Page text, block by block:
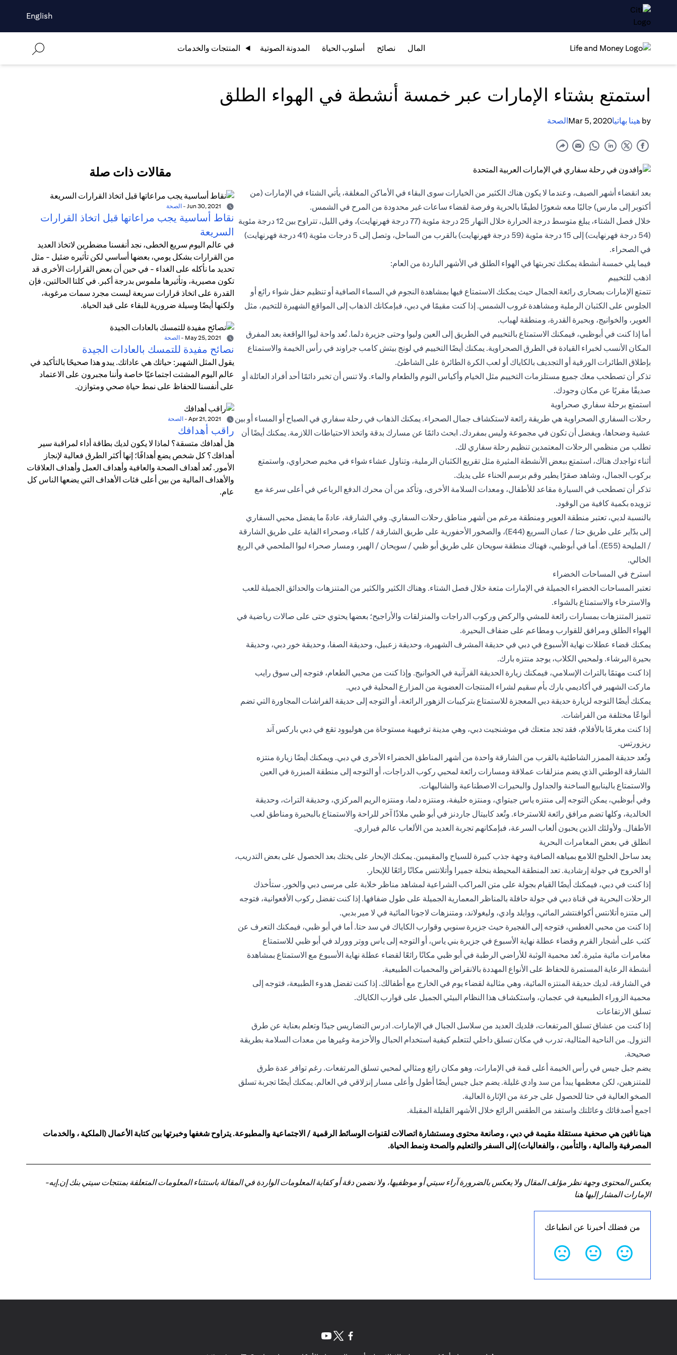
English
المال نصائح أسلوب الحياة المدونة الصوتية المنتجات والخدمات
استمتع بشتاء الإمارات عبر خمسة أنشطة في الهواء الطلق
by هينا بهاتياMar 5, 2020الصحة
بعد انقضاء أشهر الصيف، وعندما لا يكون هناك الكثير من الخيارات سوى البقاء في الأماكن المغلقة، يأتي الشتاء في الإمارات (من
أكتوبر إلى مارس) جالبًا معه شعورًا لطيفًا بالحرية وفرصة لقضاء ساعات غير محدودة من المرح في الشمس.
خلال فصل الشتاء، يبلغ متوسط درجة الحرارة خلال النهار 25 درجة مئوية (77 درجة فهرنهايت)، وفي الليل، تتراوح بين 12 درجة مئوية
(54 درجة فهرنهايت) إلى 15 درجة مئوية (59 درجة فهرنهايت) بالقرب من الساحل، وتصل إلى 5 درجات مئوية (41 درجة فهرنهايت)
في الصحراء.
فيما يلي خمسة أنشطة يمكنك تجربتها في الهواء الطلق في الأشهر الباردة من العام:
اذهب للتخييم
تتمتع الإمارات بصحارى رائعة الجمال حيث يمكنك الاستمتاع فيها بمشاهدة النجوم في السماء الصافية أو تنظيم حفل شواء رائع أو
الجلوس على الكثبان الرملية ومشاهدة غروب الشمس. إذا كنت مقيمًا في دبي، فبإمكانك الذهاب إلى المواقع الشهيرة للتخيم، مثل
العوير، والخوانيج، وبحيرة القدرة، ومنطقة لهباب.
أما إذا كنت في أبوظبي، فيمكنك الاستمتاع بالتخييم في الطريق إلى العين وليوا وحتى جزيرة دلما. تُعد واحة ليوا الواقعة بعد المفرق
المكان الأنسب لخبراء القيادة في الطرق الصحراوية. يمكنك أيضًا التخييم في لونج بيتش كامب جراوند في رأس الخيمة والاستمتاع
بإطلاق الطائرات الورقية أو التجديف بالكاياك أو لعب الكرة الطائرة على الشاطئ.
تذكر أن تصطحب معك جميع مستلزمات التخييم مثل الخيام وأكياس النوم والطعام والماء. ولا تنس أن تخبر دائمًا أحد أفراد العائلة أو
صديقًا مقربًا عن مكان وجودك.
استمتع برحلة سفاري صحراوية
رحلات السفاري الصحراوية هي طريقة رائعة لاستكشاف جمال الصحراء. يمكنك الذهاب في رحلة سفاري في الصباح أو المساء أو بين
عشية وضحاها، ويفضل أن تكون في مجموعة وليس بمفردك. ابحث دائمًا عن مسارك بدقة واتخذ الاحتياطات اللازمة. يمكنك أيضًا أن
تطلب من منظمي الرحلات المعتمدين تنظيم رحلة سفاري لك.
أثناء تواجدك هناك، استمتع ببعض الأنشطة المثيرة مثل تقريع الكثبان الرملية، وتناول عشاء شواء في مخيم صحراوي، واستمتع
بركوب الجمال، وشاهد صقرًا يطير وقم برسم الحناء على يديك.
تذكر أن تصطحب في السيارة مقاعد للأطفال، ومعدات السلامة الأخرى، وتأكد من أن محرك الدفع الرباعي في أعلى سرعة مع
تزويده بكمية كافية من الوقود.
بالنسبة لدبي، تعتبر منطقة العوير ومنطقة مرغم من أشهر مناطق رحلات السفاري. وفي الشارقة، عادةً ما يفضل محبي السفاري
إلى بدّاير على طريق حتا / عمان السريع (E44)، والصخور الأحفورية على طريق الشارقة / كلباء، وصحراء الفاية على طريق الشارقة
/ المليحة (E55). أما في أبوظبي، فهناك منطقة سويحان على طريق أبو ظبي / سويحان / الهير، ومسار صحراء ليوا الملحمي في الربع
الخالي.
استرخ في المساحات الخضراء
تعتبر المساحات الخضراء الجميلة في الإمارات متعة خلال فصل الشتاء. وهناك الكثير والكثير من المتنزهات والحدائق الجميلة للعب
والاسترخاء والاستمتاع بالشواء.
تتميز المتنزهات بمسارات رائعة للمشي والركض وركوب الدراجات والمنزلقات والأراجيح؛ بعضها يحتوي حتى على صالات رياضية في
الهواء الطلق ومرافق للقوارب ومطاعم على ضفاف البحيرة.
يمكنك قضاء عطلات نهاية الأسبوع في دبي في حديقة المشرف الشهيرة، وحديقة زعبيل، وحديقة الصفا، وحديقة خور دبي، وحديقة
بحيرة البرشاء. ولمحبي الكلاب، يوجد منتزه بارك.
إذا كنت مهتمًا بالتراث الإسلامي، فيمكنك زيارة الحديقة القرآنية في الخوانيج. وإذا كنت من محبي الطعام، فتوجه إلى سوق رايب
ماركت الشهير في أكاديمي بارك بأم سقيم لشراء المنتجات العضوية من المزارع المحلية في دبي.
يمكنك أيضًا التوجه لزيارة حديقة دبي المعجزة للاستمتاع بتركيبات الزهور الرائعة، أو التوجه إلى حديقة الفراشات المجاورة التي تضم
أنواعًا مختلفة من الفراشات.
إذا كنت مغرمًا بالأفلام، فقد تجد متعتك في موشنجيت دبي، وهي مدينة ترفيهية مستوحاة من هوليوود تقع في دبي باركس آند
ريزورتس.
وتُعد حديقة الممزر الشاطئية بالقرب من الشارقة واحدة من أشهر المناطق الخضراء الأخرى في دبي. ويمكنك أيضًا زيارة منتزه
الشارقة الوطني الذي يضم منزلقات عملاقة ومسارات رائعة لمحبي ركوب الدراجات، أو التوجه إلى منطقة المبزرة في العين
والاستمتاع بالينابيع الساخنة والجداول والبحيرات الاصطناعية والشاليهات.
وفي أبوظبي، يمكن التوجه إلى منتزه ياس جيتواي، ومنتزه خليفة، ومنتزه دلما، ومنتزه الريم المركزي، وحديقة التراث، وحديقة
الخالدية، وكلها تضم مرافق رائعة للاسترخاء. وتُعد كابيتال جاردنز في أبو ظبي ملاذًا آخر للراحة والاستمتاع بالبحيرة ومناطق لعب
الأطفال. ولأولئك الذين يحبون ألعاب السرعة، فبإمكانهم تجربة العديد من الألعاب عالم فيراري.
انطلق في بعض المغامرات البحرية
يعد ساحل الخليج اللامع بمياهه الصافية وجهة جذب كبيرة للسياح والمقيمين. يمكنك الإبحار على يختك بعد الحصول على بعض التدريب،
أو الخروج في جولة إرشادية. تعد المنطقة المحيطة بنخلة جميرا وأتلانتس مكانًا رائعًا للإبحار.
إذا كنت في دبي، فيمكنك أيضًا القيام بجولة على متن المراكب الشراعية لمشاهد مناظر خلابة على مرسى دبي والخور. ستأخذك
الرحلات البحرية في قناة دبي في جولة حافلة بالمناظر المعمارية الجميلة على طول ضفافها. إذا كنت تفضل ركوب الأفعوانية، فتوجه
إلى متنزه أتلانتس أكوافنتشر المائي، ووايلد وادي، وليغولاند، ومتنزهات لاجونا المائية في لا مير بدبي.
إذا كنت من محبي الغطس، فتوجه إلى الفجيرة حيث جزيرة سنوبي وقوارب الكاياك في سد حتا. أما في أبو ظبي، فيمكنك التعرف عن
كثب على أشجار القرم وقضاء عطلة نهاية الأسبوع في جزيرة بني ياس، أو التوجه إلى ياس ووتر وورلد في أبو ظبي للاستمتاع
مغامرات مائية مثيرة. تُعد محمية الوثبة للأراضي الرطبة في أبو ظبي مكانًا رائعًا لقضاء عطلة نهاية الأسبوع مع الاستمتاع بمشاهدة
أنشطة الرعاية المستمرة للحفاظ على الأنواع المهددة بالانقراض والمحميات الطبيعية.
في الشارقة، لديك حديقة المنتزه المائية، وهي مثالية لقضاء يوم في الخارج مع أطفالك. إذا كنت تفضل هدوء الطبيعة، فتوجه إلى
محمية الزوراء الطبيعية في عجمان، واستكشاف هذا النظام البيئي الجميل على قوارب الكاياك.
تسلق الارتفاعات
إذا كنت من عشاق تسلق المرتفعات، فلديك العديد من سلاسل الجبال في الإمارات. ادرس التضاريس جيدًا وتعلم بعناية عن طرق
النزول. من الناحية المثالية، تدرب في مكان تسلق داخلي لتتعلم كيفية استخدام الحبال والأحزمة وغيرها من معدات السلامة بطريقة
صحيحة.
يضم جبل جيس في رأس الخيمة أعلى قمة في الإمارات، وهو مكان رائع ومثالي لمحبي تسلق المرتفعات. رغم توافر عدة طرق
للمتنزهين، لكن معظمها يبدأ من سد وادي غليلة. يضم جبل جيس أيضًا أطول وأعلى مسار إنزلاقي في العالم. يمكنك أيضًا تجربة تسلق
الصخو العالية في حتا للحصول على جرعة من الإثارة العالية.
اجمع أصدقائك وعائلتك واستفد من الطقس الرائع خلال الأشهر القليلة المقبلة.
مقالات ذات صلة
- الصحة
نقاط أساسية يجب مراعاتها قبل اتخاذ القرارات
السريعة
في عالم اليوم سريع الخطى، نجد أنفسنا مضطرين لاتخاذ العديد
من القرارات بشكل يومي، بعضها أساسي لكن تأثيره ضئيل - مثل
تحديد ما نأكله على الغداء - في حين أن بعض القرارات الأخرى قد
تكون مصيرية، وتأثيرها ملموس بدرجة أكبر. في كلتا الحالتين، فإن
القدرة على اتخاذ قرارات سريعة ليست مجرد سمات مرغوبة،
ولكنها أيضًا وسيلة ضرورية للبقاء على قيد الحياة.
- الصحة
نصائح مفيدة للتمسك بالعادات الجيدة
يقول المثل الشهير: حياتك هي عاداتك. يبدو هذا صحيحًا بالتأكيد في
عالم اليوم المشتت اجتماعيًا خاصة وأننا مجبرون على الاعتماد
على أنفسنا للحفاظ على نمط حياة صحي ومتوازن.
- الصحة
راقب أهدافك
هل أهدافك متسقة؟ لماذا لا يكون لديك بطاقة أداء لمراقبة سير
أهدافك؟ كل شخص يضع أهدافًا؛ إنها أكثر الطرق فعالية لإنجاز
الأمور. تُعد أهداف الصحة والعافية وأهداف العمل وأهداف العلاقات
والأهداف المالية من بين أعلى فئات الأهداف التي يضعها الناس كل
عام.
هينا نافين هي صحفية مستقلة مقيمة في دبي ، وصانعة محتوى ومستشارة اتصالات لقنوات الوسائط الرقمية / الاجتماعية والمطبوعة. يتراوح شغفها وخبرتها بين كتابة الأعمال (الملكية ، والخدمات
المصرفية والمالية ، والتأمين ، والفعاليات) إلى السفر والتعليم والصحة ونمط الحياة.
يعكس المحتوى وجهة نظر مؤلف المقال ولا يعكس بالضرورة آراء سيتي أو موظفيها، ولا نضمن دقة أو كفاية المعلومات الواردة في المقالة باستثناء المعلومات المتعلقة بمنتجات سيتي بنك إن.إيه-
الإمارات المشار إليها هنا
من فضلك أخبرنا عن انطباعك